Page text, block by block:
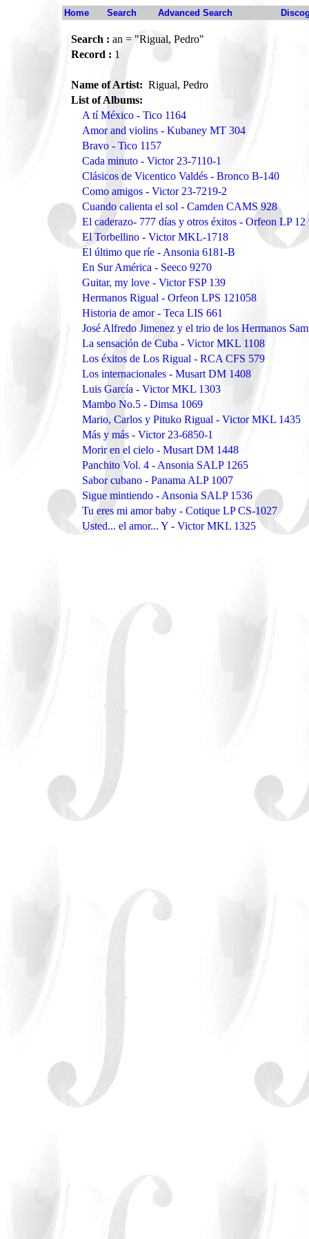
Home Search Advanced Search
Search : an = "Rigual, Pedro"
Record : 1
Name of Artist: Rigual, Pedro
List of Albums:
A tí México - Tico 1164
Amor and violins - Kubaney MT 304
Bravo - Tico 1157
Cada minuto - Victor 23-7110-1
Clásicos de Vicentico Valdés - Bronco B-140
Como amigos - Victor 23-7219-2
Cuando calienta el sol - Camden CAMS 928
El caderazo- 777 días y otros éxitos - Orfeon LP 12
El Torbellino - Victor MKL-1718
El último que ríe - Ansonia 6181-B
En Sur América - Seeco 9270
Guitar, my love - Victor FSP 139
Hermanos Rigual - Orfeon LPS 121058
Historia de amor - Teca LIS 661
José Alfredo Jimenez y el trio de los Hermanos
La sensación de Cuba - Victor MKL 1108
Los éxitos de Los Rigual - RCA CFS 579
Los internacionales - Musart DM 1408
Luis García - Victor MKL 1303
Mambo No.5 - Dimsa 1069
Mario, Carlos y Pituko Rigual - Victor MKL 1435
Más y más - Victor 23-6850-1
Morir en el cielo - Musart DM 1448
Panchito Vol. 4 - Ansonia SALP 1265
Sabor cubano - Panama ALP 1007
Sigue mintiendo - Ansonia SALP 1536
Tu eres mi amor baby - Cotique LP CS-1027
Usted... el amor... Y - Victor MKL 1325